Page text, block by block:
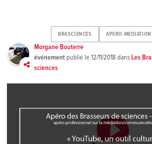
BRASCIENCES APERO-MEDIATION
Morgane Bouterre
événement publié le12/11/2018 dansLes
sciences